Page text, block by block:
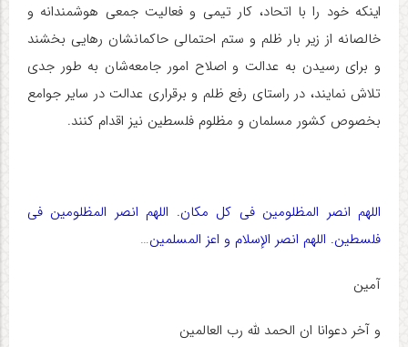
اینکه خود را با اتحاد، کار تیمی و فعالیت جمعی هوشمندانه و
خالصانه از زیر بار ظلم و ستم احتمالی حاکمانشان رهایی بخشند
و برای رسیدن به عدالت و اصلاح امور جامعه‌شان به طور جدی
تلاش نمایند، در راستای رفع ظلم و برقراری عدالت در سایر جوامع
بخصوص کشور مسلمان و مظلوم فلسطین نیز اقدام کنند.
اللهم انصر المظلومین فی کل مکان. اللهم انصر المظلومین فی
فلسطین. اللهم انصر الإسلام و اعز المسلمین…
آمین
و آخر دعوانا ان الحمد لله رب العالمین